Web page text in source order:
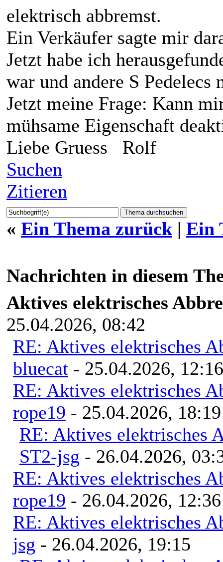
elektrisch abbremst.
Ein Verkäufer sagte mir
Jetzt habe ich
war und andere S
Jetzt meine Frage: Kann
mühsame Eigenschaft
Liebe Gruess Rolf
Suchen
Zitieren
« Ein Thema zurück | Ein
Nachrichten in diesem
Aktives elektrisches
25.04.2026, 08:42
RE: Aktives elektrisches
bluecat - 25.04.2026, 12:16
RE: Aktives elektrisches
rope19 - 25.04.2026, 18:19
RE: Aktives elektrisches
ST2-jsg - 26.04.2026,
RE: Aktives elektrisches
rope19 - 26.04.2026, 12:36
RE: Aktives elektrisches
jsg - 26.04.2026, 19:15